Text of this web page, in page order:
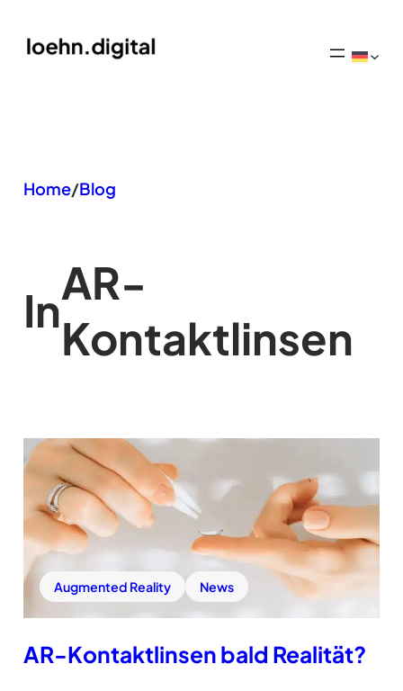
Inhalt
Home/Blog
In
AR-
Kontaktlinsen
Augmented Reality News
AR-Kontaktlinsen bald Realität?